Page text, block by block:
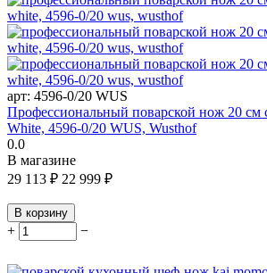
арт: 4596-0/20 WUS
Профессиональный поварской нож 20 см
White, 4596-0/20 WUS, Wusthof
0.0
В магазине
29 113 ₽ 22 999 ₽
В корзину
+ −